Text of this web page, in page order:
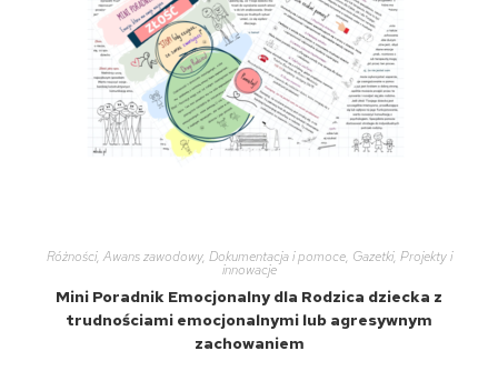
Różności, Awans zawodowy, Dokumentacja i pomoce, Gazetki, Projekty i
innowacje
Mini Poradnik Emocjonalny dla Rodzica dziecka z
trudnościami emocjonalnymi lub agresywnym
zachowaniem